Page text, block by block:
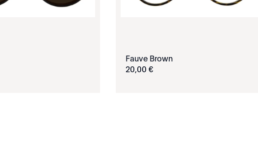
Fauve Brown
20,00 €